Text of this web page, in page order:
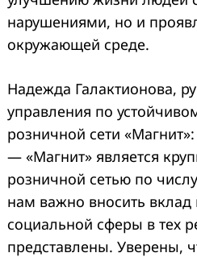
нарушениями, но и
окружающей среде.
Надежда Галактионова,
управления по
розничной сети «Магнит»:
— «Магнит» является
розничной сетью по
нам важно вносить вклад
социальной сферы в тех
представлены. Уверены,